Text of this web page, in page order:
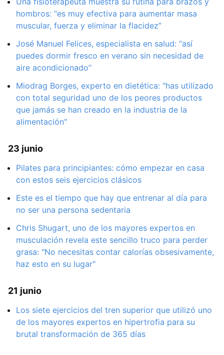
hombros: “es muy efectiva para aumentar masa
muscular, fuerza y eliminar la flacidez”
José Manuel Felices, especialista en salud: “así
puedes dormir fresco en verano sin necesidad de
aire acondicionado”
Miodrag Borges, experto en dietética: "has utilizado
con total seguridad uno de los peores productos
que jamás se han creado en la industria de la
alimentación"
23 junio
Pilates para principiantes: cómo empezar en casa
con estos seis ejercicios clásicos
Este es el tiempo que hay que entrenar al día para
no ser una persona sedentaria
Chris Shugart, uno de los mayores expertos en
musculación revela este sencillo truco para perder
grasa: "No necesitas contar calorías obsesivamente,
haz esto en su lugar"
21 junio
Los siete ejercicios del tren superior que utilizó uno
de los mayores expertos en hipertrofia para su
brutal transformación de 365 días